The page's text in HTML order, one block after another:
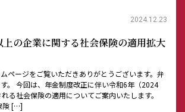
2024.12.23
上の企業に関する社会保険の適用拡大
ページをご覧いただきありがとうございます。弁
。 今回は、年金制度改正に伴い令和6年（2024
る社会保険の適用についてご案内いたします。
険 […]